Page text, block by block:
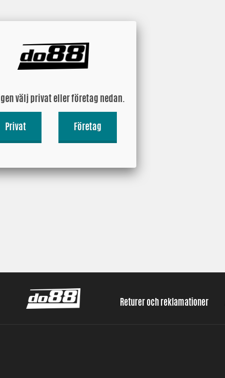
Returer och reklamationer
välj privat eller företag nedan.
Privat Företag